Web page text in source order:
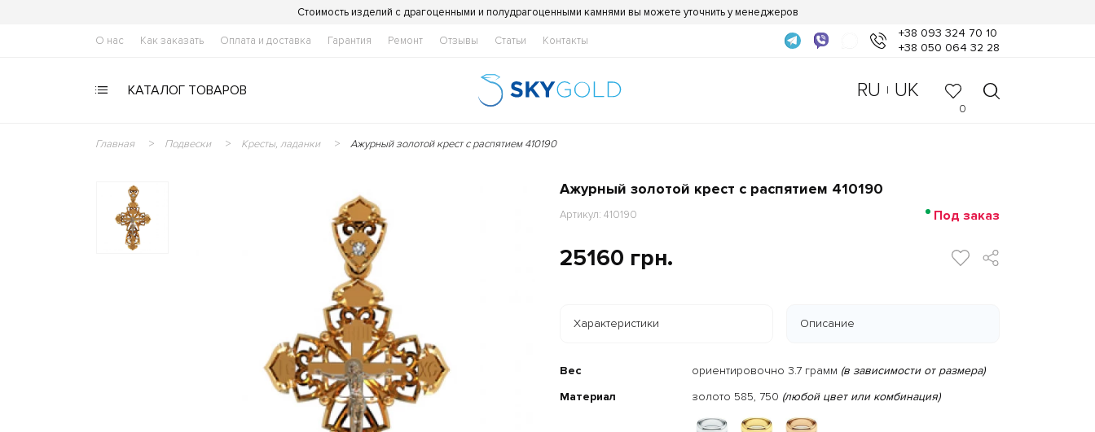
Стоимость изделий с драгоценными и полудрагоценными камнями вы можете уточнить у менеджеров
О нас Как заказать Оплата и доставка Гарантия Ремонт Отзывы Статьи Контакты
+38 093 324 70 10
+38 050 064 32 28
КАТАЛОГ ТОВАРОВ RU | UK
0
Главная Подвески Кресты, ладанки Ажурный золотой крест с распятием 410190
Ажурный золотой крест с распятием 410190
Артикул: 410190 Под заказ
25160 грн.
Характеристики Описание
Вес ориентировочно 3.7 грамм (в зависимости от размера)
Материал
золото 585, 750 (любой цвет или комбинация)